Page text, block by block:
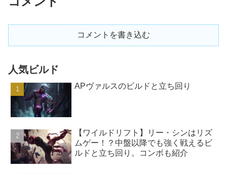
コメントを書き込む
人気ビルド
APヴァルスのビルドと立ち回り
【ワイルドリフト】リー・シンはリズ
ムゲー！？中盤以降でも強く戦えるビ
ルドと立ち回り。コンボも紹介